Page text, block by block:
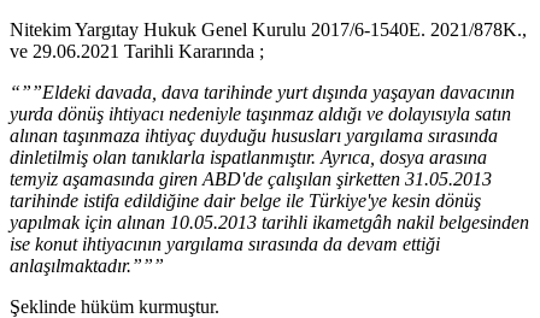
Nitekim Yargıtay Hukuk Genel Kurulu 2017/6-1540E. 2021/878K.,
ve 29.06.2021 Tarihli Kararında ;
“””Eldeki davada, dava tarihinde yurt dışında yaşayan davacının
yurda dönüş ihtiyacı nedeniyle taşınmaz aldığı ve dolayısıyla satın
alınan taşınmaza ihtiyaç duyduğu hususları yargılama sırasında
dinletilmiş olan tanıklarla ispatlanmıştır. Ayrıca, dosya arasına
temyiz aşamasında giren ABD'de çalışılan şirketten 31.05.2013
tarihinde istifa edildiğine dair belge ile Türkiye'ye kesin dönüş
yapılmak için alınan 10.05.2013 tarihli ikametgâh nakil belgesinden
ise konut ihtiyacının yargılama sırasında da devam ettiği
anlaşılmaktadır.”””
Şeklinde hüküm kurmuştur.